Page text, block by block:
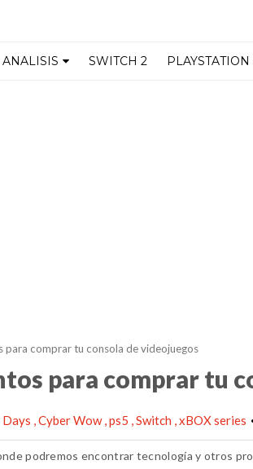
ANALISIS SWITCH 2 PLAYSTATION
para comprar tu consola de videojuegos
para comprar tu
Cyber Wow ps5 Switch xBOX series
podremos encontrar tecnología y otros